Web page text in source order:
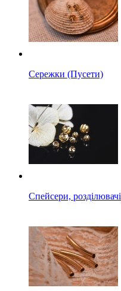
Сережки (Пусети)
Спейсери, розділювачі